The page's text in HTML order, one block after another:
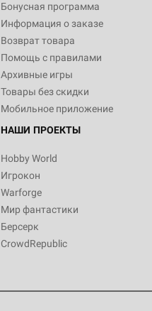
Бонусная программа
Информация о заказе
Возврат товара
Помощь с правилами
Архивные игры
Товары без скидки
Мобильное приложение
НАШИ ПРОЕКТЫ
Hobby World
Игрокон
Warforge
Мир фантастики
Берсерк
CrowdRepublic